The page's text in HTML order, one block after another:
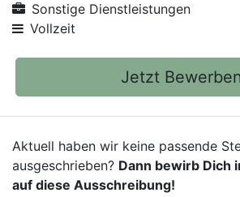
Sonstige Dienstleistungen
Vollzeit
Jetzt Bewerben
Aktuell haben wir keine passende
ausgeschrieben? Dann bewirb Dich
auf diese Ausschreibung!